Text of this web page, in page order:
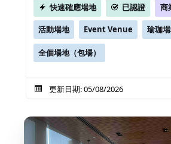
快速確應場地
已認證 商
活動場地 Event Venue 瑜珈
全個場地（包場）
更新日期: 05/08/2026